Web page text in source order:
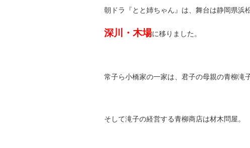
朝ドラ『とと姉ちゃん』は、舞台は静岡県浜
深川・木場に移りました。
常子ら小橋家の一家は、君子の母親の青柳滝
そして滝子の経営する青柳商店は材木問屋。